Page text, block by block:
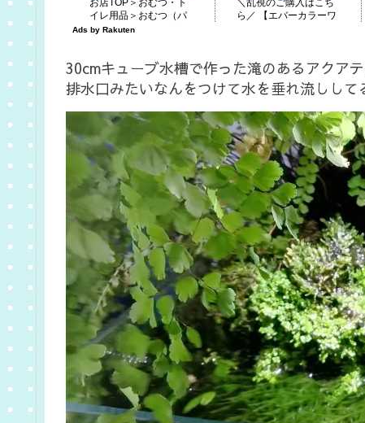
30cmキューブ水槽で作った滝のあるアクア
排水口みたいなんをつけて水を垂れ流しして